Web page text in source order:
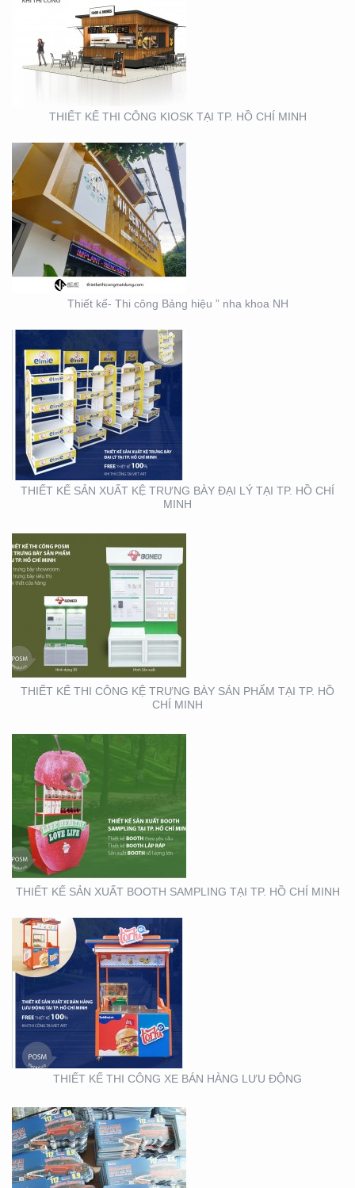
THIẾT KẾ THI CÔNG KIOSK TẠI TP. HỒ CHÍ MINH
THIẾT KẾ- THI CÔNG
BẢNG HIỆU ” NHA KHOA
NH
Thiết kế- Thi công Bảng hiệu ” nha khoa NH
THIẾT KẾ SẢN XUẤT KỆ
TRƯNG BÀY ĐẠI LÝ TẠI
TP. HỒ CHÍ MINH
THIẾT KẾ SẢN XUẤT KỆ TRƯNG BÀY ĐẠI LÝ TẠI TP. HỒ CHÍ
MINH
THIẾT KẾ THI CÔNG KỆ
TRƯNG BÀY SẢN PHẨM
TẠI TP. HỒ CHÍ MINH
THIẾT KẾ THI CÔNG KỆ TRƯNG BÀY SẢN PHẨM TẠI TP. HỒ
CHÍ MINH
THIẾT KẾ SẢN XUẤT
BOOTH SAMPLING TẠI
TP. HỒ CHÍ MINH
THIẾT KẾ SẢN XUẤT BOOTH SAMPLING TẠI TP. HỒ CHÍ MINH
THIẾT KẾ THI CÔNG XE
BÁN HÀNG LƯU ĐỘNG
THIẾT KẾ THI CÔNG XE BÁN HÀNG LƯU ĐỘNG
THIẾT KẾ SẢN XUẤT TỜ
RƠI TOYOTA
THIẾT KẾ SẢN XUẤT
WOBLER ” TÀI CHÍNH